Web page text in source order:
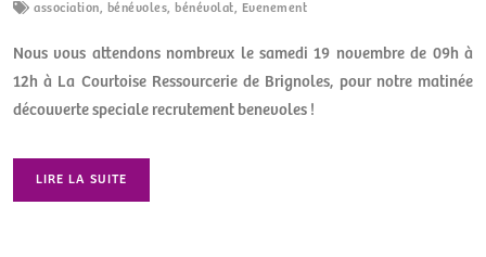
association, bénévoles, bénévolat, Evenement
Nous vous attendons nombreux le samedi 19 novembre de 09h à
12h à La Courtoise Ressourcerie de Brignoles, pour notre matinée
découverte speciale recrutement benevoles !
LIRE LA SUITE